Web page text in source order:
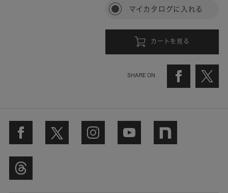
マイカタログに入れる
カートを見る
SHARE ON